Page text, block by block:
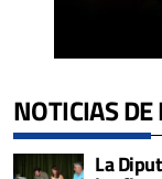
NOTICIAS DE
La